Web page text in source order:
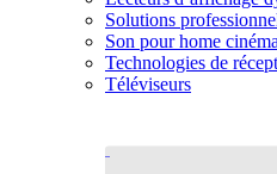
Solutions
Son pour home cinéma
Technologies de
Téléviseurs